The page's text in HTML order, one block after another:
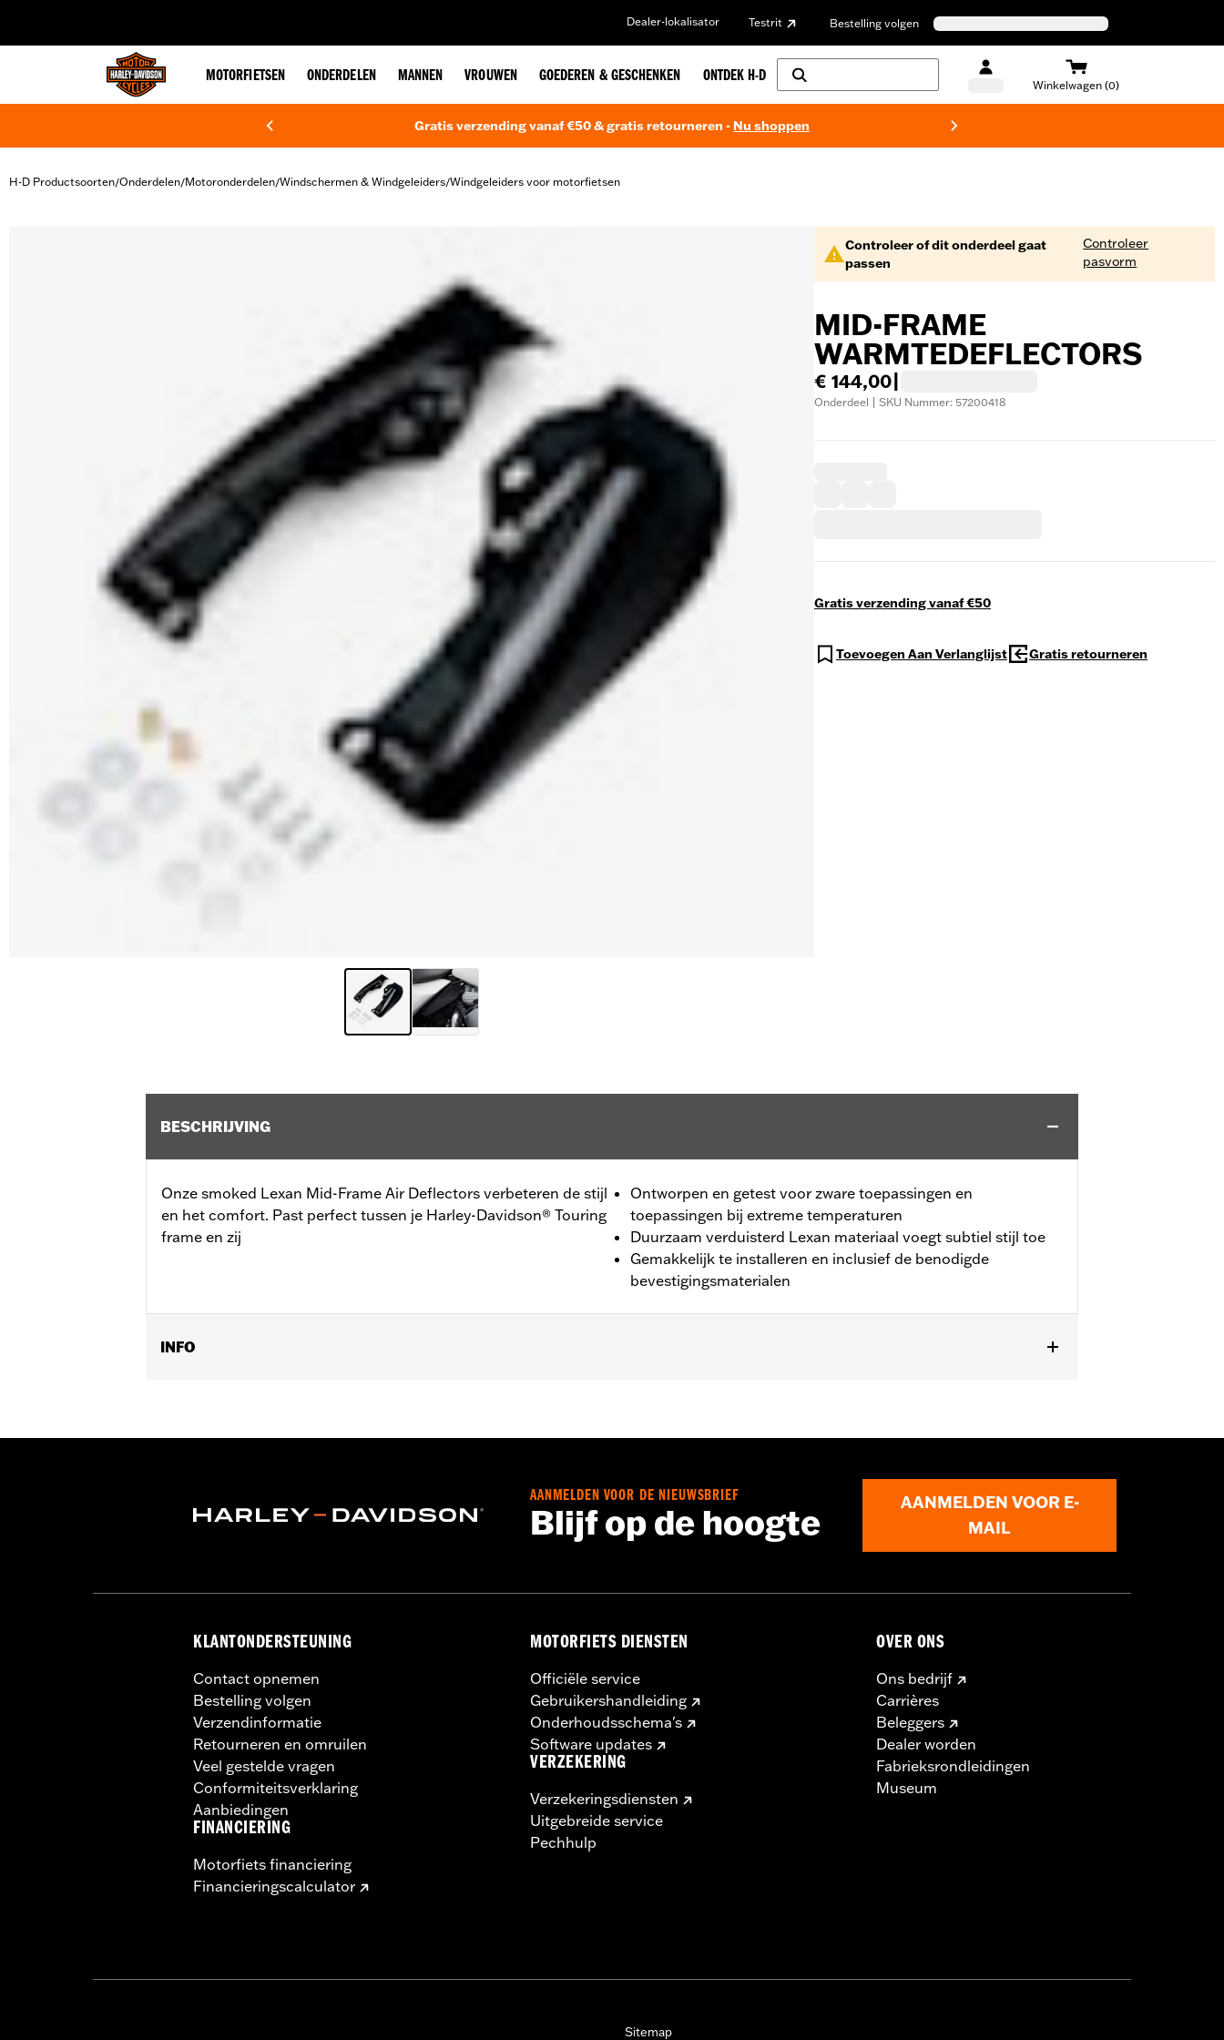
Dealer-lokalisator Testrit Bestelling volgen
MOTORFIETSEN ONDERDELEN MANNEN VROUWEN GOEDEREN & GESCHENKEN ONTDEK H-D
Winkelwagen (0)
Gratis verzending vanaf €50 & gratis retourneren - Nu shoppen
H-D Productsoorten/Onderdelen/Motoronderdelen/Windschermen & Windgeleiders/Windgeleiders voor motorfietsen
Controleer of dit onderdeel gaat
passen
Controleer
pasvorm
MID-FRAME
WARMTEDEFLECTORS
€ 144,00
Onderdeel | SKU Nummer: 57200418
Gratis verzending vanaf €50
Toevoegen Aan Verlanglijst Gratis retourneren
BESCHRIJVING
Onze smoked Lexan Mid-Frame Air Deflectors verbeteren de stijl
en het comfort. Past perfect tussen je Harley-Davidson® Touring
frame en zij
Ontworpen en getest voor zware toepassingen en
toepassingen bij extreme temperaturen
Duurzaam verduisterd Lexan materiaal voegt subtiel stijl toe
Gemakkelijk te installeren en inclusief de benodigde
bevestigingsmaterialen
INFO
Installatie-instructies
AANMELDEN VOOR DE NIEUWSBRIEF
Blijf op de hoogte
AANMELDEN VOOR E-
MAIL
KLANTONDERSTEUNING
Contact opnemen
Bestelling volgen
Verzendinformatie
Retourneren en omruilen
Veel gestelde vragen
Conformiteitsverklaring
Aanbiedingen
FINANCIERING
Motorfiets financiering
Financieringscalculator
MOTORFIETS DIENSTEN
Officiële service
Gebruikershandleiding
Onderhoudsschema's
Software updates
VERZEKERING
Verzekeringsdiensten
Uitgebreide service
Pechhulp
OVER ONS
Ons bedrijf
Carrières
Beleggers
Dealer worden
Fabrieksrondleidingen
Museum
Sitemap